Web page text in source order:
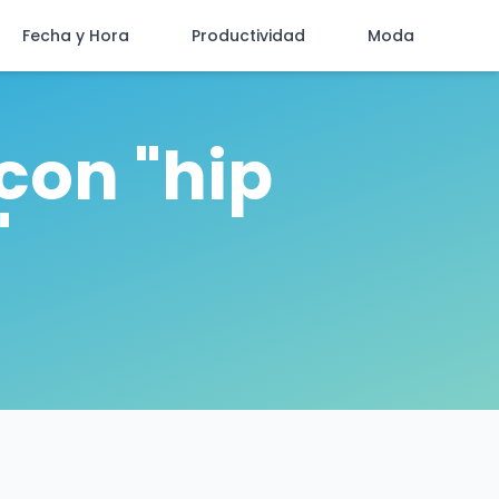
Fecha y Hora Productividad Moda
"hip